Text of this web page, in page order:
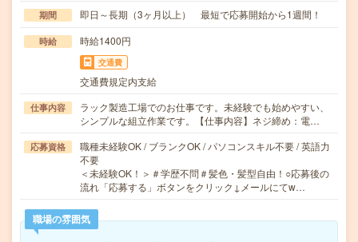
期間 即日～長期（3ヶ月以上） 最短で応募開始から1週間！
時給 時給1400円
交通費
交通費規定内支給
仕事内容
ラック製造工場でのお仕事です。未経験でも始めやすい、
シンプルな組立作業です。【仕事内容】ネジ締め：電…
応募資格
職種未経験OK / ブランクOK / パソコンスキル不要 / 英語力
不要
＜未経験OK！＞＃学歴不問＃髪色・髪型自由！○応募後の
流れ「応募する」ボタンをクリック↓メールにてw…
職場の雰囲気